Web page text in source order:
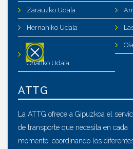
Zarauzko Udala
Hernaniko Udala
Oñatiko Udala
ATTG
La ATTG ofrece a Gipuzkoa el
de transporte que necesita en cada
momento, coordinando los